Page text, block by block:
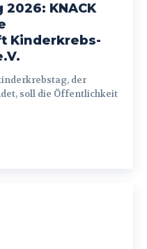
KNACK
Kinderkrebs-
soll die Öffentlichkeit